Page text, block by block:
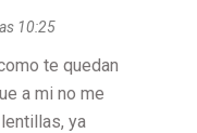
10:25
te quedan
a mi no me
ya